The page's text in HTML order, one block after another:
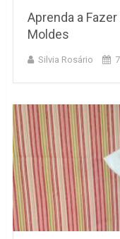
Aprenda a
Moldes
Silvia Rosário